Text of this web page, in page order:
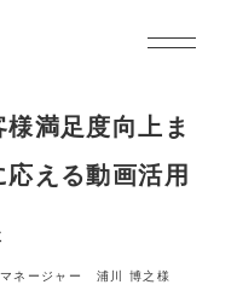
満足度向上ま
える動画活用
ネージャー 浦川 博之様